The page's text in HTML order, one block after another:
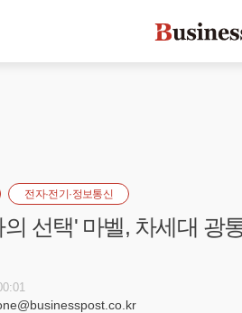
전자·전기·정보통신
선택' 마벨, 차세대 광